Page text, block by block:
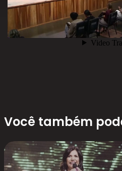
Você também